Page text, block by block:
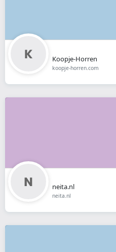
Koopje-Horren
koopje-horren.com
neita.nl
neita.nl